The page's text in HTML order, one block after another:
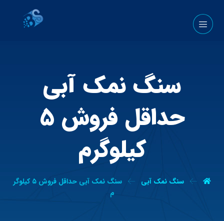
سنگ نمک آبی
حداقل فروش ۵
کیلوگرم
سنگ نمک آبی
سنگ نمک آبی حداقل فروش ۵ کیلوگر
م